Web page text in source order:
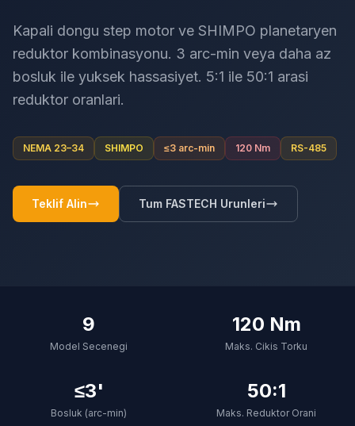
Kapali dongu step motor ve SHIMPO planetaryen
reduktor kombinasyonu. 3 arc-min veya daha az
bosluk ile yuksek hassasiyet. 5:1 ile 50:1 arasi
reduktor oranlari.
NEMA 23–34 SHIMPO ≤3 arc-min 120 Nm RS-485
Teklif Alin Tum FASTECH Urunleri
9
Model Secenegi
120 Nm
Maks. Cikis Torku
≤3'
Bosluk (arc-min)
50:1
Maks. Reduktor Orani